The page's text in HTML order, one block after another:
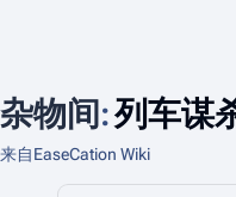
杂物间:列车谋
来自EaseCation Wiki